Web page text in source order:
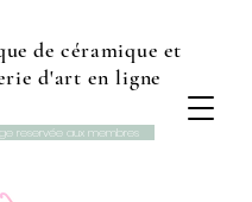
de céramique et
d'art en ligne
reservée aux membres